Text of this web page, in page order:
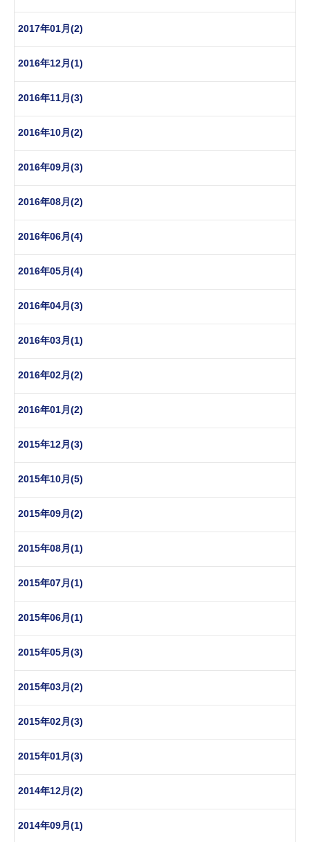
2017年01月(2)
2016年12月(1)
2016年11月(3)
2016年10月(2)
2016年09月(3)
2016年08月(2)
2016年06月(4)
2016年05月(4)
2016年04月(3)
2016年03月(1)
2016年02月(2)
2016年01月(2)
2015年12月(3)
2015年10月(5)
2015年09月(2)
2015年08月(1)
2015年07月(1)
2015年06月(1)
2015年05月(3)
2015年03月(2)
2015年02月(3)
2015年01月(3)
2014年12月(2)
2014年09月(1)